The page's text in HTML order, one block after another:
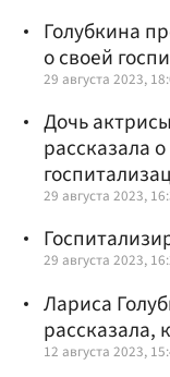
Голубкина
о своей
29 августа 2023,
Дочь
рассказала
29 августа 2023,
29 августа 2023,
Лариса
рассказала,
12 августа 2023,